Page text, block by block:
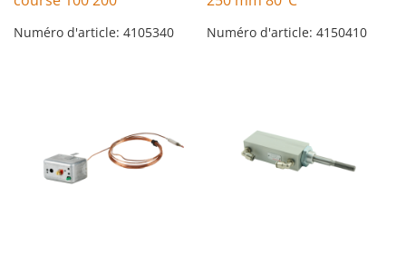
Numéro d'article: 4105340 Numéro d'article: 4150410